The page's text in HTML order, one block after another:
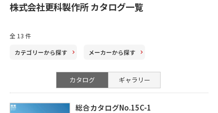
株式会社更科製作所 カタログ一覧
全 13 件
カテゴリーから探す メーカーから探す
カタログ ギャラリー
総合カタログNo.15C-1